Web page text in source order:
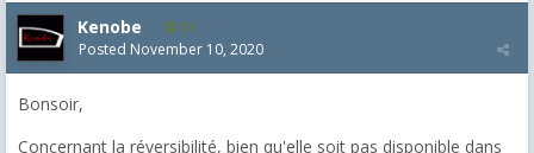
Kenobe 31
Posted November 10, 2020
Bonsoir,
Concernant la réversibilité, bien qu'elle soit pas disponible dans